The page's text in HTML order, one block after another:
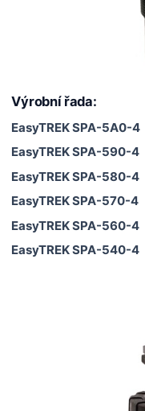
Výrobní řada:
EasyTREK SPA-5A0-4
EasyTREK SPA-590-4
EasyTREK SPA-580-4
EasyTREK SPA-570-4
EasyTREK SPA-560-4
EasyTREK SPA-540-4